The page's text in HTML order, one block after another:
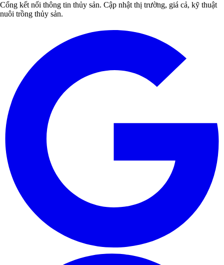
Cổng kết nối thông tin thủy sản. Cập nhật thị trường, giá cả, kỹ thuật
nuôi trồng thủy sản.